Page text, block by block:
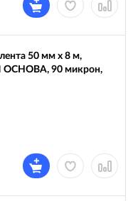
50 мм х 8 м,
90 микрон,